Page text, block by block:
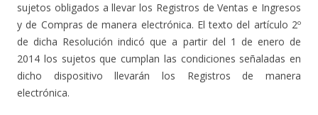
sujetos obligados a llevar los Registros de Ventas e Ingresos
y de Compras de manera electrónica. El texto del artículo 2º
de dicha Resolución indicó que a partir del 1 de enero de
2014 los sujetos que cumplan las condiciones señaladas en
dicho dispositivo llevarán los Registros de manera
electrónica.